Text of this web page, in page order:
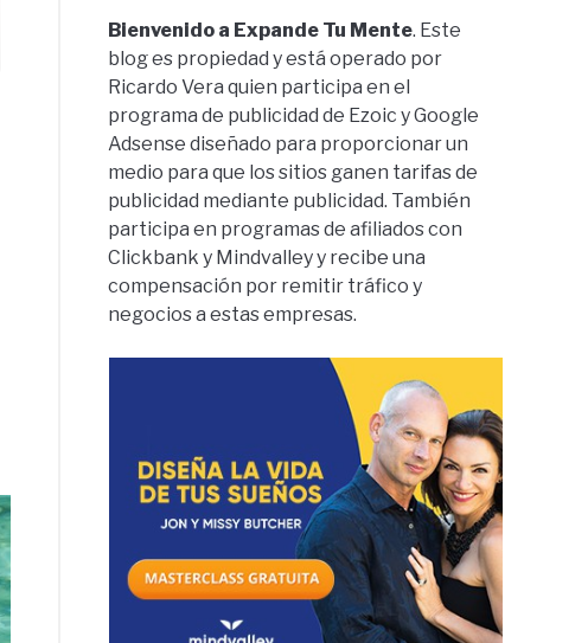
Bienvenido a Expande Tu Mente. Este
blog es propiedad y está operado por
Ricardo Vera quien participa en el
programa de publicidad de Ezoic y Google
Adsense diseñado para proporcionar un
medio para que los sitios ganen tarifas de
publicidad mediante publicidad. También
participa en programas de afiliados con
Clickbank y Mindvalley y recibe una
compensación por remitir tráfico y
negocios a estas empresas.